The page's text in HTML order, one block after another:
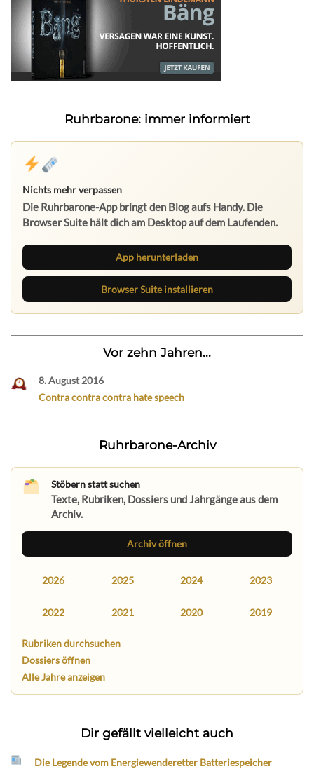
Ruhrbarone: immer informiert
Nichts mehr verpassen
Die Ruhrbarone-App bringt den Blog aufs Handy. Die
Browser Suite hält dich am Desktop auf dem Laufenden.
App herunterladen
Browser Suite installieren
Vor zehn Jahren...
8. August 2016
Contra contra contra hate speech
Ruhrbarone-Archiv
Stöbern statt suchen
Texte, Rubriken, Dossiers und Jahrgänge aus dem
Archiv.
Archiv öffnen
2026 2025 2024 2023
2022 2021 2020 2019
Rubriken durchsuchen
Dossiers öffnen
Alle Jahre anzeigen
Dir gefällt vielleicht auch
Die Legende vom Energiewenderetter Batteriespeicher